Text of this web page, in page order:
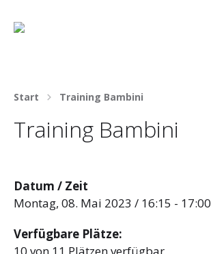
Start Training Bambini
Training Bambini
Datum / Zeit
Montag, 08. Mai 2023 / 16:15 - 17:00
Verfügbare Plätze: